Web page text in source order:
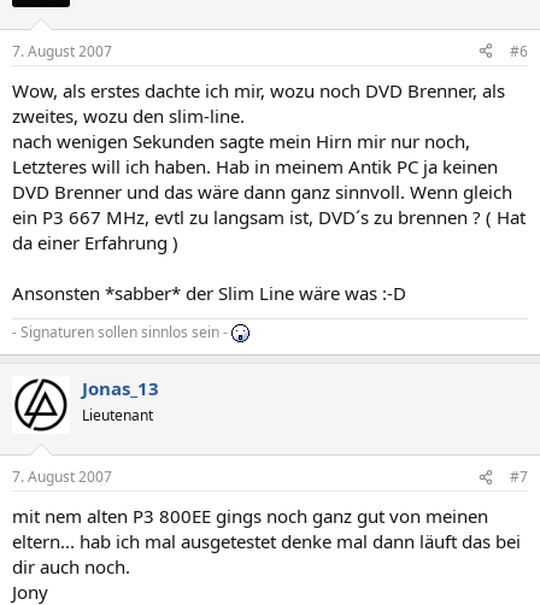
7. August 2007 #6
Wow, als erstes dachte ich mir, wozu noch DVD Brenner, als
zweites, wozu den slim-line.
nach wenigen Sekunden sagte mein Hirn mir nur noch,
Letzteres will ich haben. Hab in meinem Antik PC ja keinen
DVD Brenner und das wäre dann ganz sinnvoll. Wenn gleich
ein P3 667 MHz, evtl zu langsam ist, DVD´s zu brennen ? ( Hat
da einer Erfahrung )
Ansonsten *sabber* der Slim Line wäre was :-D
- Signaturen sollen sinnlos sein -
Jonas_13
Lieutenant
7. August 2007 #7
mit nem alten P3 800EE gings noch ganz gut von meinen
eltern... hab ich mal ausgetestet denke mal dann läuft das bei
dir auch noch.
Jony